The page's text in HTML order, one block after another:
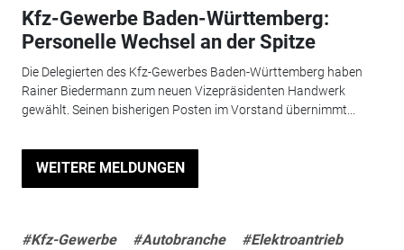
Kfz-Gewerbe Baden-Württemberg:
Personelle Wechsel an der Spitze
Die Delegierten des Kfz-Gewerbes Baden-Württemberg haben
Rainer Biedermann zum neuen Vizepräsidenten Handwerk
gewählt. Seinen bisherigen Posten im Vorstand übernimmt...
WEITERE MELDUNGEN
#Kfz-Gewerbe #Autobranche
#Elektroantrieb